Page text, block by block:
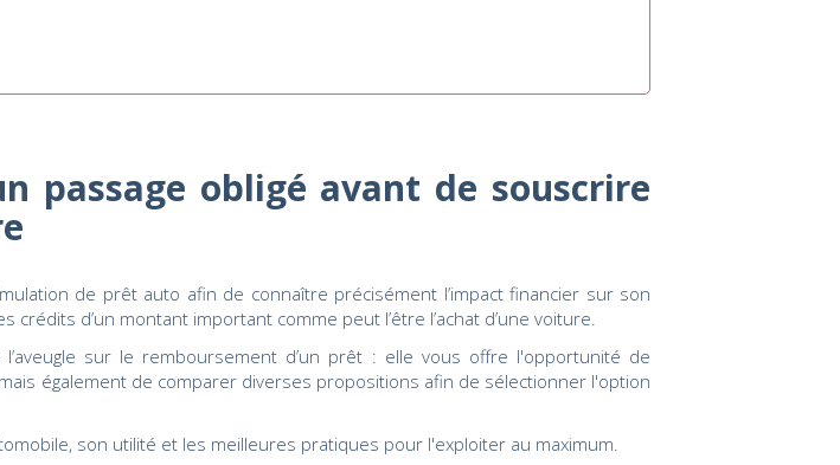
passage obligé avant de souscrire
de prêt auto afin de connaître précisément l’impact financier sur son
d’un montant important comme peut l’être l’achat d’une voiture.
sur le remboursement d’un prêt : elle vous offre l'opportunité de
également de comparer diverses propositions afin de sélectionner l'option
son utilité et les meilleures pratiques pour l'exploiter au maximum.